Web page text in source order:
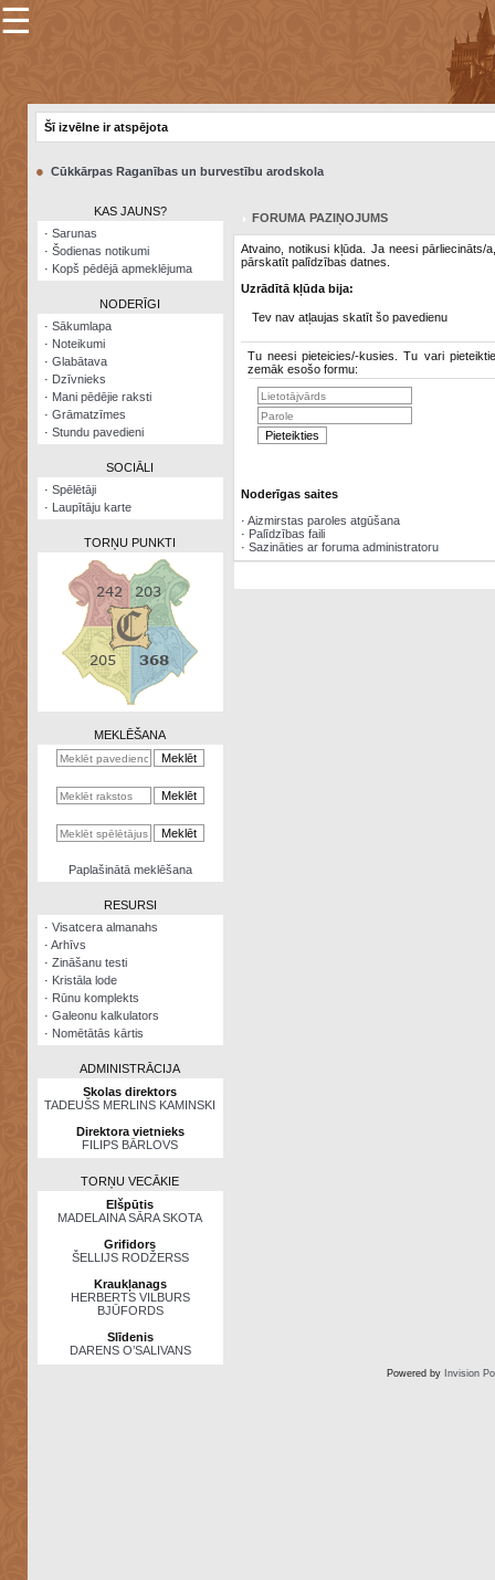
×
Šodienas
notikumi
Visatcera
almanahs
Arhīvs
Zināšanu
kalkulators
Nomētātās
☰
Šī izvēlne ir atspējota
● Cūkkārpas Raganības un burvestību arodskola
KAS JAUNS?
· Sarunas
· Šodienas notikumi
· Kopš pēdējā apmeklējuma
NODERĪGI
· Sākumlapa
· Noteikumi
· Glabātava
· Dzīvnieks
· Mani pēdējie raksti
· Grāmatzīmes
· Stundu pavedieni
SOCIĀLI
· Spēlētāji
· Laupītāju karte
TORŅU PUNKTI
MEKLĒŠANA
Paplašinātā meklēšana
RESURSI
· Visatcera almanahs
· Arhīvs
· Zināšanu testi
· Kristāla lode
· Rūnu komplekts
· Galeonu kalkulators
· Nomētātās kārtis
ADMINISTRĀCIJA
Skolas direktors
TADEUŠS MERLINS KAMINSKI
Direktora vietnieks
FILIPS BĀRLOVS
TORŅU VECĀKIE
Elšpūtis
MADELAINA SĀRA SKOTA
Grifidors
ŠELLIJS RODŽERSS
Kraukļanags
HERBERTS VILBURS
BJŪFORDS
Slīdenis
DARENS O’SALIVANS
FORUMA PAZIŅOJUMS
Atvaino, notikusi kļūda. Ja neesi pārliecināts/
pārskatīt palīdzības datnes.
Uzrādītā kļūda bija:
Tev nav atļaujas skatīt šo pavedienu
Tu neesi pieteicies/-kusies. Tu vari
zemāk esošo formu:
Noderīgas saites
· Aizmirstas paroles atgūšana
· Palīdzības faili
· Sazināties ar foruma administratoru
Powered by Invision